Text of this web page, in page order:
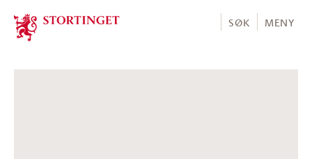
Stortinget.no
SØK MENY